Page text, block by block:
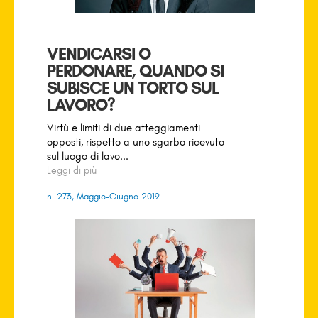
VENDICARSI O
PERDONARE, QUANDO SI
SUBISCE UN TORTO SUL
LAVORO?
Virtù e limiti di due atteggiamenti
opposti, rispetto a uno sgarbo ricevuto
sul luogo di lavo...
Leggi di più
n. 273, Maggio-Giugno 2019